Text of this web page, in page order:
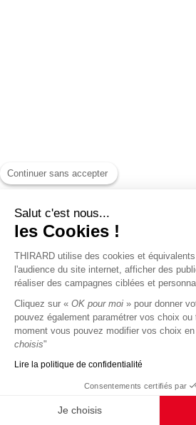
Continuer sans accepter
Salut c'est nous...
les Cookies !
THIRARD utilise des cookies et
l'audience du site internet, afficher des
réaliser des campagnes ciblées et
Cliquez sur « OK pour moi » pour donner
pouvez également paramétrer vos choix ou
moment vous pouvez modifier vos choix
choisis"
Lire la politique de confidentialité
Consentements certifiés par
Je choisis